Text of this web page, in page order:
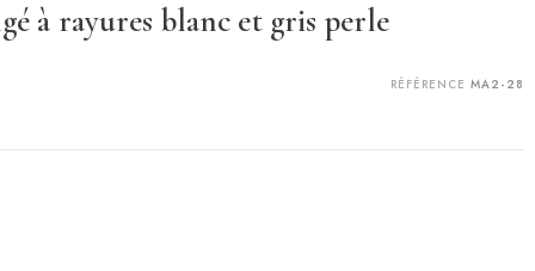
à rayures blanc et gris perle
RÉFÉRENCE MA2-28